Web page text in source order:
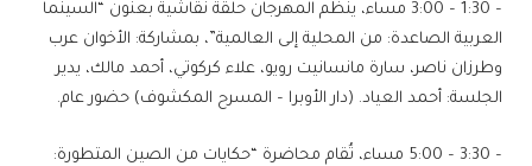
– 1:30 – 3:00 مساء، ينظم المهرجان حلقة نقاشية بعنون “السينما
العربية الصاعدة: من المحلية إلى العالمية”، بمشاركة: الأخوان عرب
وطرزان ناصر، سارة مانسانيت رويو، علاء كركوتي، أحمد مالك، يدير
الجلسة: أحمد العياد. (دار الأوبرا – المسرح المكشوف) حضور عام.
– 3:30 – 5:00 مساء، تُقام محاضرة “حكايات من الصين المتطورة: